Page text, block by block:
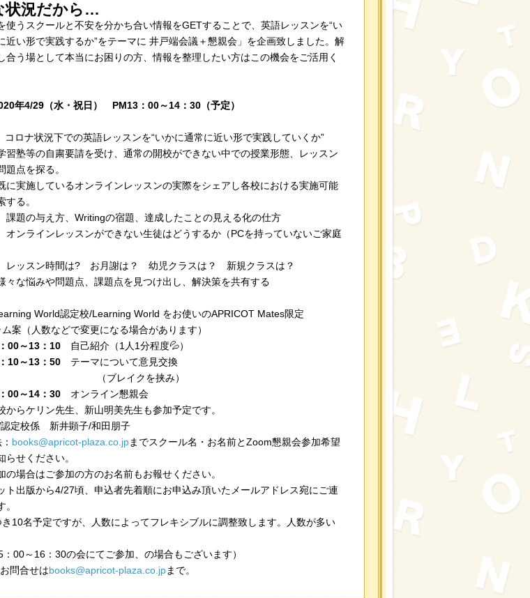
状況だから…
使うスクールと不安を分かち合い情報をGETすることで、英語レッスンを“い
近い形で実践するか”をテーマに 井戸端会議＋懇親会」を企画致しました。解
合う場として本当にお困りの方、情報を整理したい方はこの機会をご活用く
年4/29（水・祝日） PM13：00～14：30（予定）
コロナ状況下での英語レッスンを“いかに通常に近い形で実践していくか”
塾等の自粛要請を受け、通常の開校ができない中での授業形態、レッスン
題点を探る。
施しているオンラインレッスンの実際をシェアし各校における実施可能
する。
え方、Writingの宿題、達成したことの見える化の仕方
ンレッスンができない生徒はどうするか（PCを持っていないご家庭
時間は? お月謝は？ 幼児クラスは？ 新規クラスは？
悩みや問題点、課題点を見つけ出し、解決策を共有する
World認定校/Learning World をお使いのAPRICOT Mates限定
案（人数などで変更になる場合があります）
00～13：10 自己紹介（1人1分程度💦）
10～13：50 テーマについて意見交換
レイクを挟み）
00～14：30 オンライン懇親会
からケリン先生、新山明美先生も参加予定です。
認定校係 新井顕子/和田朋子
books@apricot-plaza.co.jpまでスクール名・お名前とZoom懇親会参加希望
らせください。
の場合はご参加の方のお名前もお報せください。
ト出版から4/27頃、申込者先着順にお申込み頂いたメールアドレス宛にご連
き10名予定ですが、人数によってフレキシブルに調整致します。人数が多い
：00～16：30の会にてご参加、の場合もございます）
問合せはbooks@apricot-plaza.co.jpまで。